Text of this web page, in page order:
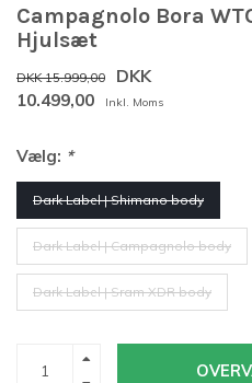
Campagnolo Bora
Hjulsæt
DKK 15.999,00
DKK
10.499,00
Inkl. Moms
Vælg: *
Dark Label | Shimano body
Dark Label | Campagnolo body
Dark Label | Sram XDR body